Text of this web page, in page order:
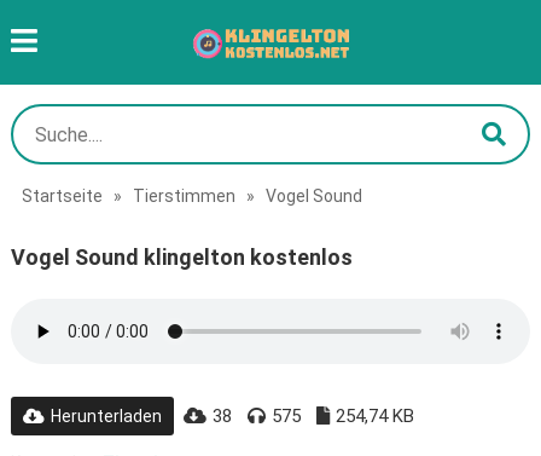
Startseite » Tierstimmen » Vogel Sound
Vogel Sound klingelton kostenlos
Herunterladen 38 575 254,74 KB